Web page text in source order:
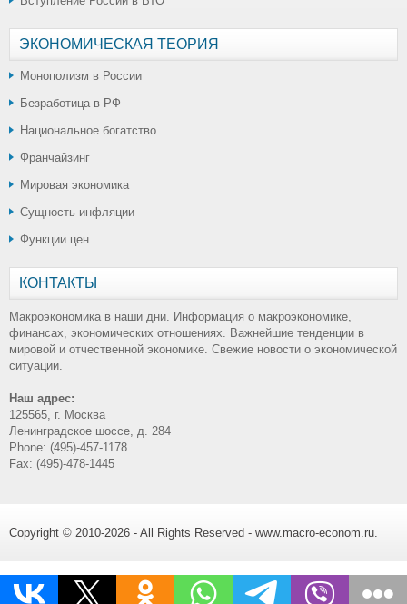
ЭКОНОМИЧЕСКАЯ ТЕОРИЯ
Монополизм в России
Безработица в РФ
Национальное богатство
Франчайзинг
Мировая экономика
Сущность инфляции
Функции цен
КОНТАКТЫ
Макроэкономика в наши дни. Информация о макроэкономике,
финансах, экономических отношениях. Важнейшие тенденции в
мировой и отчественной экономике. Свежие новости о экономической
ситуации.
Наш адрес:
125565, г. Москва
Ленинградское шоссе, д. 284
Phone: (495)-457-1178
Fax: (495)-478-1445
Copyright © 2010-2026 - All Rights Reserved - www.macro-econom.ru.